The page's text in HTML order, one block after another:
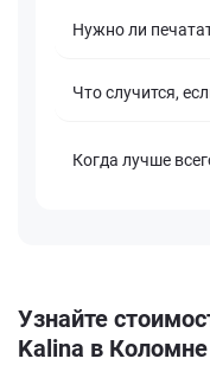
Нужно ли
Что случится,
Когда лучше
Узнайте
Kalina в Коломне